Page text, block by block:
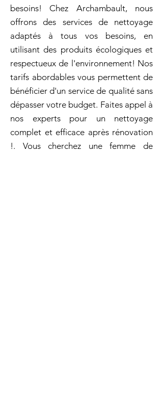
besoins! Chez Archambault, nous
offrons des services de nettoyage
adaptés à tous vos besoins, en
utilisant des produits écologiques et
respectueux de l'environnement! Nos
tarifs abordables vous permettent de
bénéficier d'un service de qualité sans
dépasser votre budget. Faites appel à
nos experts pour un nettoyage
complet et efficace après rénovation
!. Vous cherchez une femme de